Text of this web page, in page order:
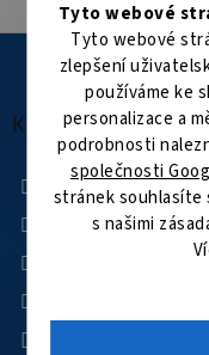
Tyto webové
Tyto webové
zlepšení
používáme ke
personalizace a
podrobnosti
společnosti
stránek souhlasíte
s našimi
Kontakt
+420 601 505 003
Facebook
YouTube